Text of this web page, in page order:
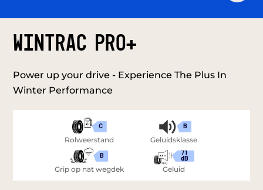
WINTRAC PRO+
Power up your drive - Experience The Plus In
Winter Performance
C
Rolweerstand
B
Grip op nat wegdek
B
Geluidsklasse
71
dB
Geluid